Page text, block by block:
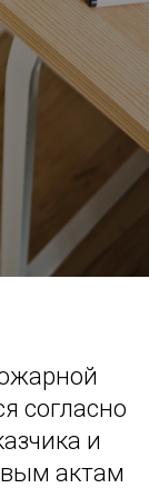
согласно
и
актам